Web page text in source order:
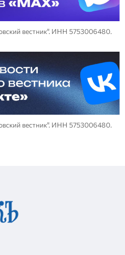
вестник". ИНН 5753006480.
вестник". ИНН 5753006480.